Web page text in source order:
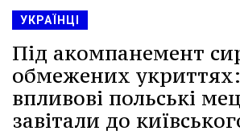
УКРАЇНЦІ
Під акомпанемент
обмежених
впливові польські
завітали до